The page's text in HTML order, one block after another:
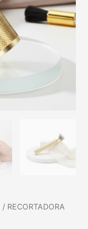
/ RECORTADORA